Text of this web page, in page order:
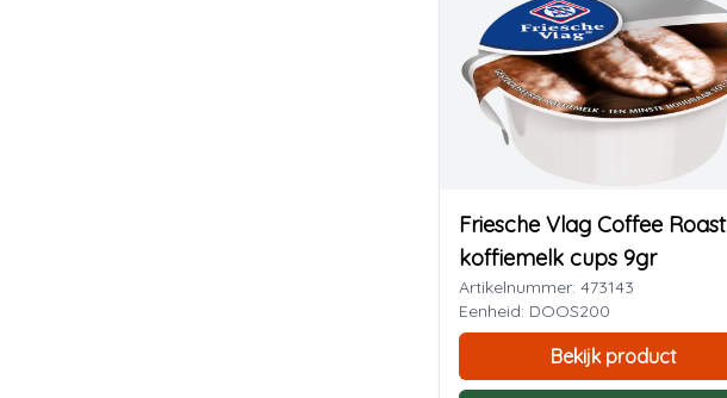
Friesche Vlag Coffee Roast
koffiemelk cups 9gr
Artikelnummer: 473143
Eenheid: DOOS200
Bekijk product